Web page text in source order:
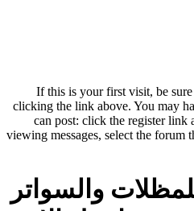
If this is your first visit, be
clicking the link above. You may
can post: click the register link
viewing messages, select the forum
والسواتر